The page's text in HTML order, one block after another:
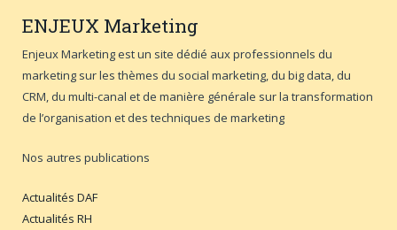
ENJEUX Marketing
Enjeux Marketing est un site dédié aux professionnels du
marketing sur les thèmes du social marketing, du big data, du
CRM, du multi-canal et de manière générale sur la transformation
de l’organisation et des techniques de marketing
Nos autres publications
Actualités DAF
Actualités RH